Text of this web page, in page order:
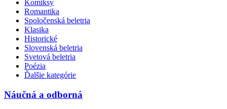
Komiksy
Romantika
Spoločenská beletria
Klasika
Historické
Slovenská beletria
Svetová beletria
Poézia
Ďalšie kategórie
Náučná a odborná